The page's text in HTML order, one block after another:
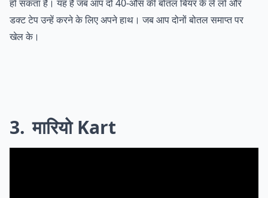
हो सकता है। यह है जब आप दो 40-औंस की बोतल बियर के ले लो और
डक्ट टेप उन्हें करने के लिए अपने हाथ। जब आप दोनों बोतल समाप्त पर
खेल के।
3 मारियो Kart